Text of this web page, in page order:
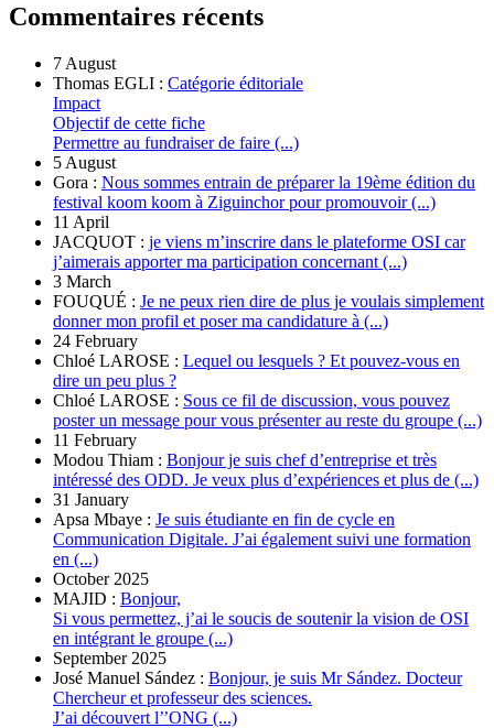
Commentaires récents
7 August
Thomas EGLI : Catégorie éditoriale
Impact
Objectif de cette fiche
Permettre au fundraiser de faire (...)
5 August
Gora : Nous sommes entrain de préparer la 19ème édition du
festival koom koom à Ziguinchor pour promouvoir (...)
11 April
JACQUOT : je viens m’inscrire dans le plateforme OSI car
j’aimerais apporter ma participation concernant (...)
3 March
FOUQUÉ : Je ne peux rien dire de plus je voulais simplement
donner mon profil et poser ma candidature à (...)
24 February
Chloé LAROSE : Lequel ou lesquels ? Et pouvez-vous en
dire un peu plus ?
Chloé LAROSE : Sous ce fil de discussion, vous pouvez
poster un message pour vous présenter au reste du groupe (...)
11 February
Modou Thiam : Bonjour je suis chef d’entreprise et très
intéressé des ODD. Je veux plus d’expériences et plus de (...)
31 January
Apsa Mbaye : Je suis étudiante en fin de cycle en
Communication Digitale. J’ai également suivi une formation
en (...)
October 2025
MAJID : Bonjour,
Si vous permettez, j’ai le soucis de soutenir la vision de OSI
en intégrant le groupe (...)
September 2025
José Manuel Sández : Bonjour, je suis Mr Sández. Docteur
Chercheur et professeur des sciences.
J’ai découvert l’’ONG (...)